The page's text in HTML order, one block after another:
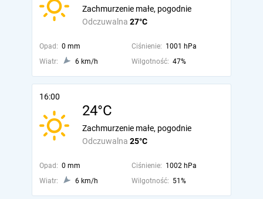
Odczuwalna 27°C
Zachmurzenie małe, pogodnie
Opad: 0 mm Ciśnienie: 1001 hPa
Wiatr:
6 km/h Wilgotność: 47%
16:00
24°C
Odczuwalna 25°C
Zachmurzenie małe, pogodnie
Opad: 0 mm Ciśnienie: 1002 hPa
Wiatr:
6 km/h Wilgotność: 51%